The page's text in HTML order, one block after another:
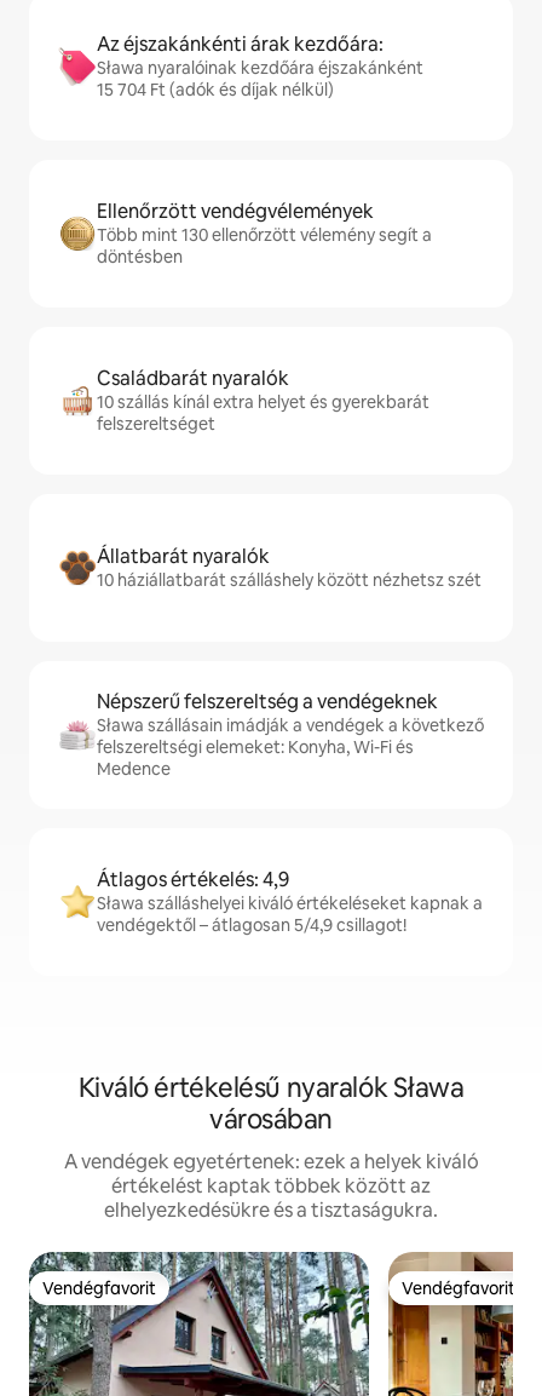
Az éjszakánkénti árak kezdőára:
Sława nyaralóinak kezdőára éjszakánként
15 704 Ft (adók és díjak nélkül)
Ellenőrzött vendégvélemények
Több mint 130 ellenőrzött vélemény segít a
döntésben
Családbarát nyaralók
10 szállás kínál extra helyet és gyerekbarát
felszereltséget
Állatbarát nyaralók
10 háziállatbarát szálláshely között nézhetsz szét
Népszerű felszereltség a vendégeknek
Sława szállásain imádják a vendégek a következő
felszereltségi elemeket: Konyha, Wi-Fi és
Medence
Átlagos értékelés: 4,9
Sława szálláshelyei kiváló értékeléseket kapnak a
vendégektől – átlagosan 5/4,9 csillagot!
Kiváló értékelésű nyaralók Sława
városában
A vendégek egyetértenek: ezek a helyek kiváló
értékelést kaptak többek között az
elhelyezkedésükre és a tisztaságukra.
Vendégfavorit
Vendégfavorit Vendégfavorit
Vendégfavorit